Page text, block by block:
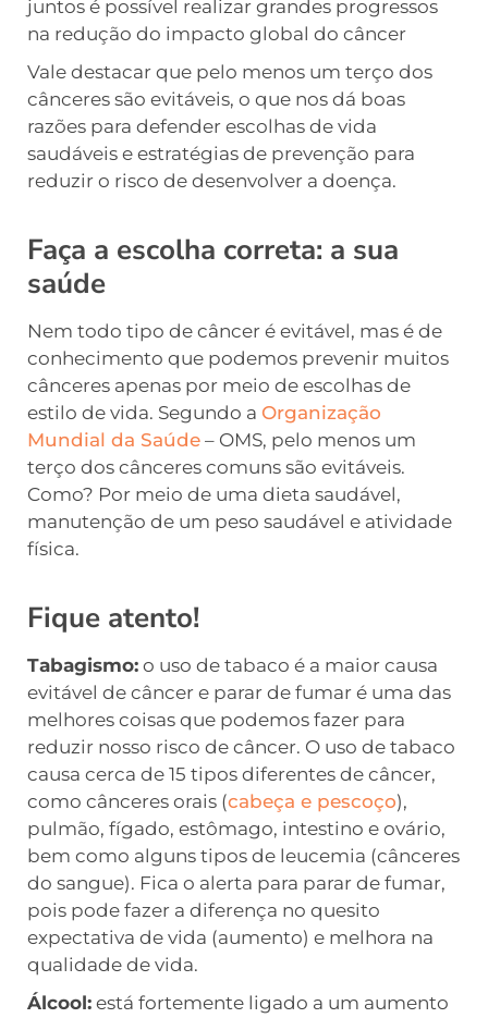
juntos é possível realizar grandes progressos
na redução do impacto global do câncer
Vale destacar que pelo menos um terço dos
cânceres são evitáveis, o que nos dá boas
razões para defender escolhas de vida
saudáveis e estratégias de prevenção para
reduzir o risco de desenvolver a doença.
Faça a escolha correta: a sua
saúde
Nem todo tipo de câncer é evitável, mas é de
conhecimento que podemos prevenir muitos
cânceres apenas por meio de escolhas de
estilo de vida. Segundo a Organização
Mundial da Saúde – OMS, pelo menos um
terço dos cânceres comuns são evitáveis.
Como? Por meio de uma dieta saudável,
manutenção de um peso saudável e atividade
física.
Fique atento!
Tabagismo: o uso de tabaco é a maior causa
evitável de câncer e parar de fumar é uma das
melhores coisas que podemos fazer para
reduzir nosso risco de câncer. O uso de tabaco
causa cerca de 15 tipos diferentes de câncer,
como cânceres orais (cabeça e pescoço),
pulmão, fígado, estômago, intestino e ovário,
bem como alguns tipos de leucemia (cânceres
do sangue). Fica o alerta para parar de fumar,
pois pode fazer a diferença no quesito
expectativa de vida (aumento) e melhora na
qualidade de vida.
Álcool: está fortemente ligado a um aumento